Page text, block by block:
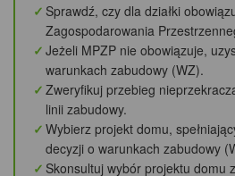
Sprawdź, czy dla działki
Zagospodarowania
Jeżeli MPZP nie obowiązuje,
warunkach zabudowy (WZ).
Zweryfikuj przebieg
linii zabudowy.
Wybierz projekt domu,
decyzji o warunkach zabudowy
Skonsultuj wybór projektu domu